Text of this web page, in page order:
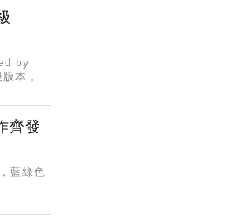
by
本，其
齊發
藍綠色